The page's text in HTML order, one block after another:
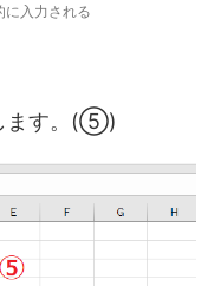
に入力される
ます。(⑤)